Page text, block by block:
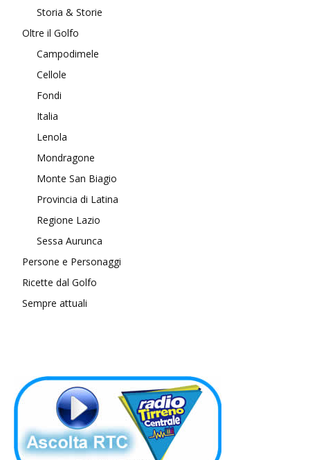
Storia & Storie
Oltre il Golfo
Campodimele
Cellole
Fondi
Italia
Lenola
Mondragone
Monte San Biagio
Provincia di Latina
Regione Lazio
Sessa Aurunca
Persone e Personaggi
Ricette dal Golfo
Sempre attuali